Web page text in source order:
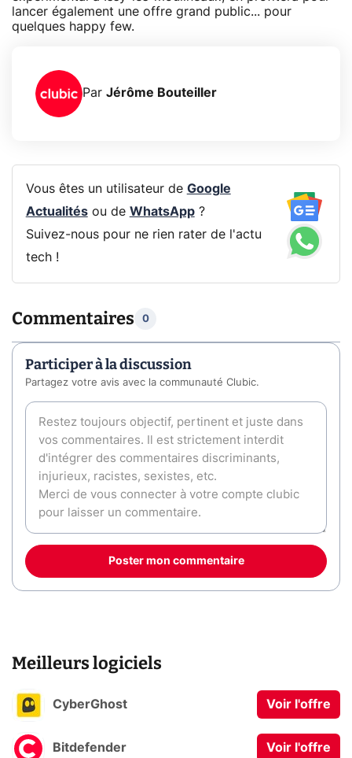
lancer également une offre grand public... pour
quelques happy few.
Par Jérôme Bouteiller
Vous êtes un utilisateur de Google
Actualitésou de WhatsApp?
Suivez-nous pour ne rien rater de l'actu
tech !
Commentaires 0
Participer à la discussion
Partagez votre avis avec la communauté Clubic.
Poster mon commentaire
Meilleurs logiciels
CyberGhost Voir l'offre
Bitdefender Voir l'offre